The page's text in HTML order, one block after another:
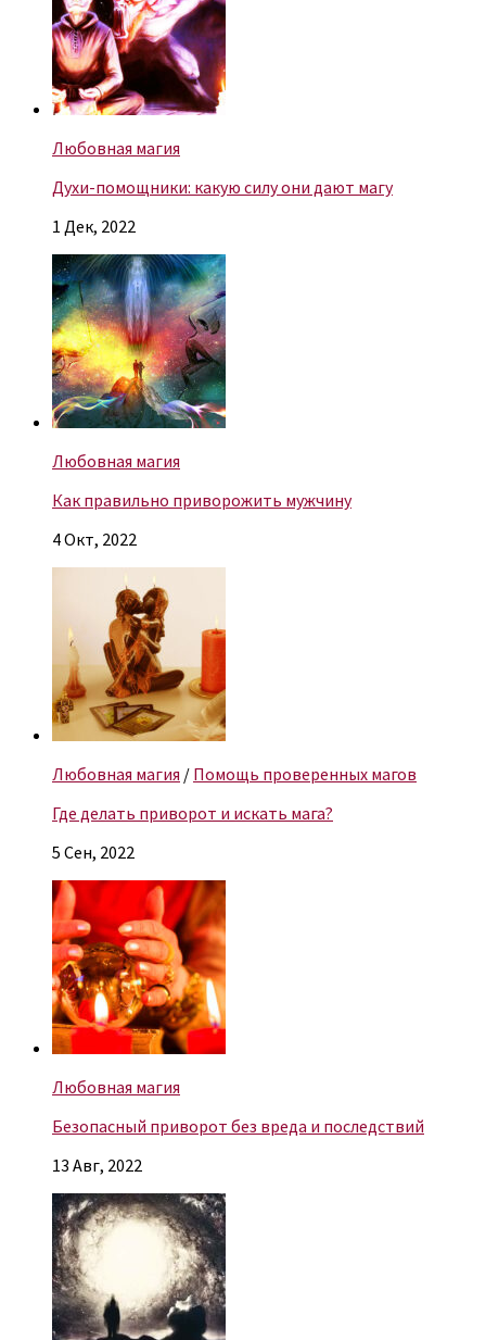
Любовная магия
Духи-помощники: какую силу они дают магу
1 Дек, 2022
Любовная магия
Как правильно приворожить мужчину
4 Окт, 2022
Любовная магия / Помощь проверенных магов
Где делать приворот и искать мага?
5 Сен, 2022
Любовная магия
Безопасный приворот без вреда и последствий
13 Авг, 2022